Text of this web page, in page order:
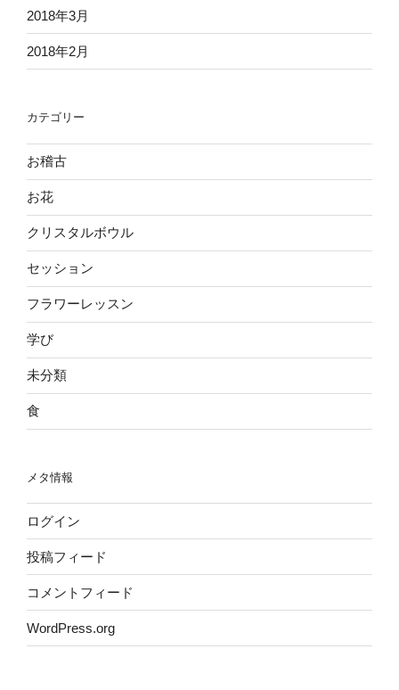
2018年3月
2018年2月
カテゴリー
お稽古
お花
クリスタルボウル
セッション
フラワーレッスン
学び
未分類
食
メタ情報
ログイン
投稿フィード
コメントフィード
WordPress.org